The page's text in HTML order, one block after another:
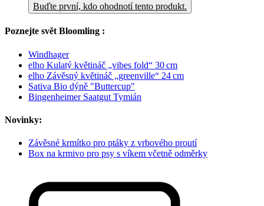
Buďte první, kdo ohodnotí tento produkt.
Poznejte svět Bloomling :
Windhager
elho Kulatý květináč „vibes fold“ 30 cm
elho Závěsný květináč „greenville“ 24 cm
Sativa Bio dýně "Buttercup"
Bingenheimer Saatgut Tymián
Novinky:
Závěsné krmítko pro ptáky z vrbového proutí
Box na krmivo pro psy s víkem včetně odměrky